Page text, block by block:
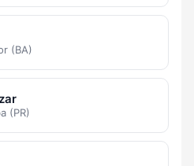
(BA)
(PR)